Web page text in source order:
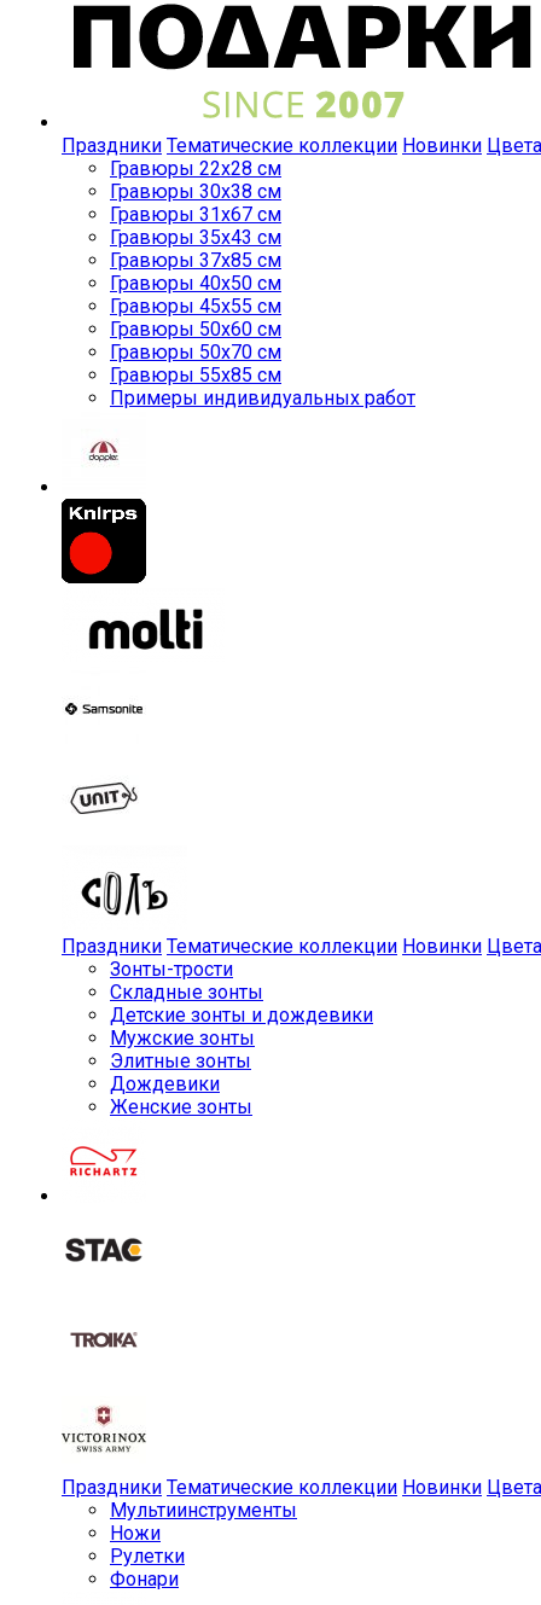
Праздники Тематические коллекции Новинки Цвета
Гравюры 22x28 см
Гравюры 30x38 см
Гравюры 31x67 см
Гравюры 35x43 см
Гравюры 37x85 см
Гравюры 40x50 см
Гравюры 45x55 см
Гравюры 50x60 см
Гравюры 50x70 см
Гравюры 55x85 см
Примеры индивидуальных работ
Праздники Тематические коллекции Новинки Цвета
Зонты-трости
Складные зонты
Детские зонты и дождевики
Мужские зонты
Элитные зонты
Дождевики
Женские зонты
Праздники Тематические коллекции Новинки Цвета
Мульти­инструменты
Ножи
Рулетки
Фонари